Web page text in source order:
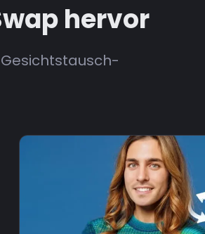
hervor